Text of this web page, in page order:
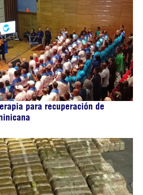
para recuperación de